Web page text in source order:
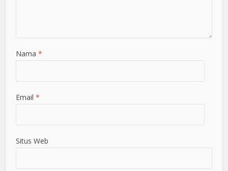
Nama*
Email*
Situs Web